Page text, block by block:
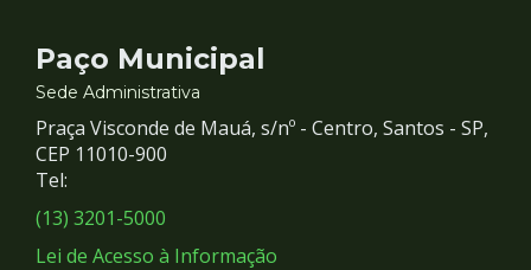
Contato
e
Redes
Sociais
Paço Municipal
Sede Administrativa
Praça Visconde de Mauá, s/nº - Centro, Santos - SP,
CEP 11010-900
Tel:
(13) 3201-5000
Lei de Acesso à Informação